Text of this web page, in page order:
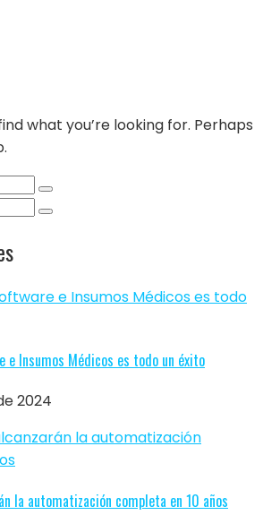
what you’re looking for. Perhaps
e Insumos Médicos es todo un éxito
2024
la automatización completa en 10 años